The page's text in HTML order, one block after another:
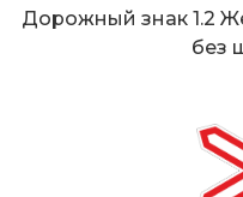
Дорожный знак 1.2
без